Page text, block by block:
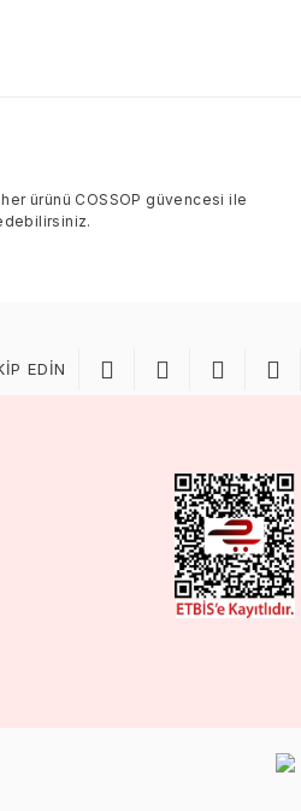
her ürünü COSSOP güvencesi ile
EDİN